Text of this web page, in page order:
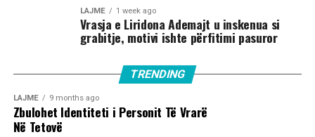
LAJME 1 week ago
Vrasja e Liridona Ademajt u inskenua si
grabitje, motivi ishte përfitimi pasuror
TRENDING
LAJME 9 months ago
Zbulohet Identiteti i Personit Të Vrarë
Në Tetovë